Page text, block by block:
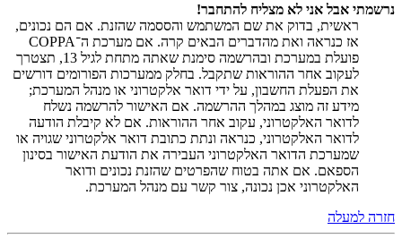
נרשמתי אבל אני לא מצליח להתחבר!
ראשית, בדוק את שם המשתמש והססמה שהזנת. אם הם נכונים,
אז כנראה ואת מהדברים הבאים קרה. אם מערכת ה־COPPA
פועלת במערכת ובהרשמה סימנת שאתה מתחת לגיל 13, תצטרך
לעקוב אחר ההוראות שתקבל. בחלק ממערכות הפורומים דורשים
את הפעלת החשבון, על ידי דואר אלקטרוני או מנהל המערכת;
מידע זה מוצג במהלך ההרשמה. אם האישור להרשמה נשלח
לדואר האלקטרוני, עקוב אחר ההוראות. אם לא קיבלת הודעה
לדואר האלקטרוני, כנראה ונתת כתובת דואר אלקטרוני שגויה או
שמערכת הדואר האלקטרוני העבירה את הודעת האישור בסינון
הספאם. אם אתה בטוח שהפרטים שהזנת נכונים ודואר
האלקטרוני אכן נכונה, צור קשר עם מנהל המערכת.
חזרה למעלה